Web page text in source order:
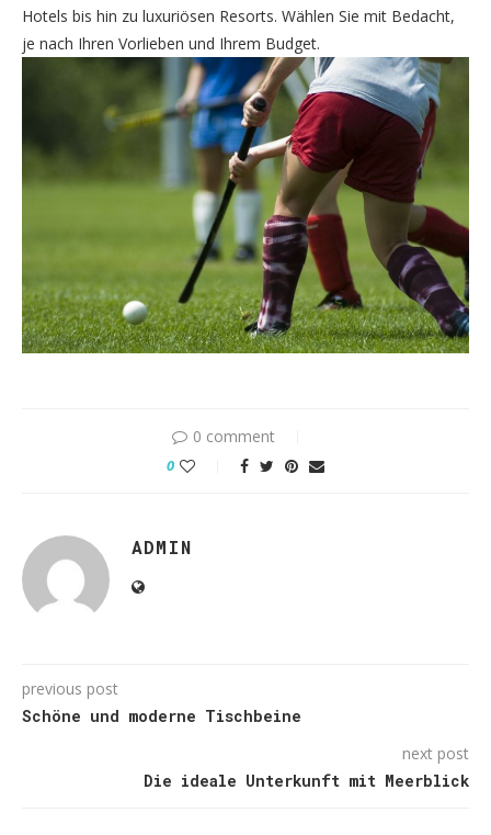
Hotels bis hin zu luxuriösen Resorts. Wählen Sie mit Bedacht,
je nach Ihren Vorlieben und Ihrem Budget.
0 comment
0
ADMIN
previous post
Schöne und moderne Tischbeine
next post
Die ideale Unterkunft mit Meerblick